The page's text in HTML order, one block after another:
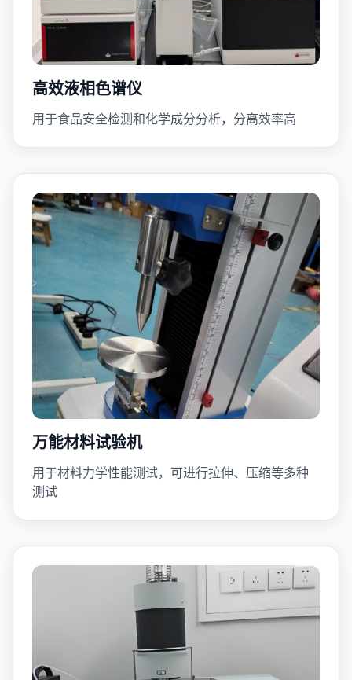
高效液相色谱仪
用于食品安全检测和化学成分分析，分离效率高
万能材料试验机
用于材料力学性能测试，可进行拉伸、压缩等多种
测试